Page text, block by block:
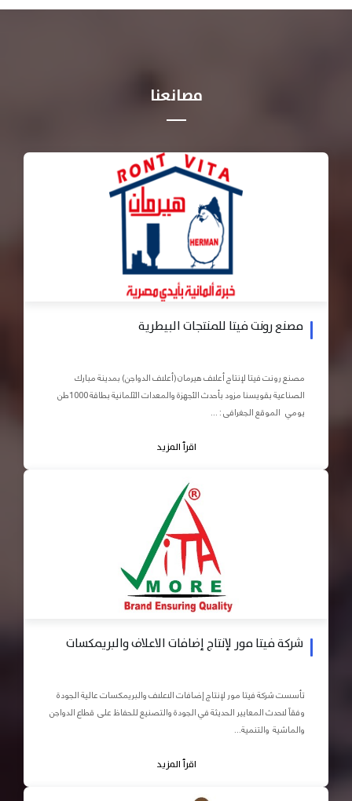
مصانعنا
مصنع رونت فيتا للمنتجات البيطرية
مصنع رونت فيتا لإنتاج أعلاف هيرمان (أعلاف الدواجن) بمدينة مبارك
الصناعية بقويسنا مزود بأحدث الأجهزة والمعدات الآلمانية بطاقة 1000طن
يومي الموقع الجغرافى : ...
اقرأ المزيد
شركة فيتا مور لإنتاج إضافات الاعلاف والبريمكسات
تأسست شركة فيتا مور لإنتاج إضافات الاعلاف والبريمكسات عالية الجودة
وفقاً لاحدث المعايير الحديثة في الجودة والتصنيع للحفاظ على قطاع الدواجن
والماشية والتنمية...
اقرأ المزيد